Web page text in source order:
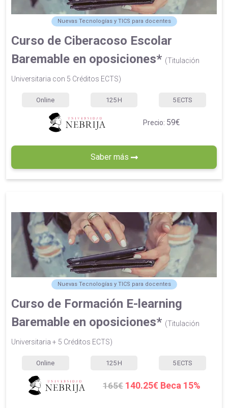
Nuevas Tecnologías y TICS para docentes
Curso de Ciberacoso Escolar
Baremable en oposiciones* (Titulación
Universitaria con 5 Créditos ECTS)
Online 125 H 5 ECTS
Precio: 59€
Saber más
Nuevas Tecnologías y TICS para docentes
Curso de Formación E-learning
Baremable en oposiciones* (Titulación
Universitaria + 5 Créditos ECTS)
Online 125 H 5 ECTS
165€ 140.25€ Beca 15%